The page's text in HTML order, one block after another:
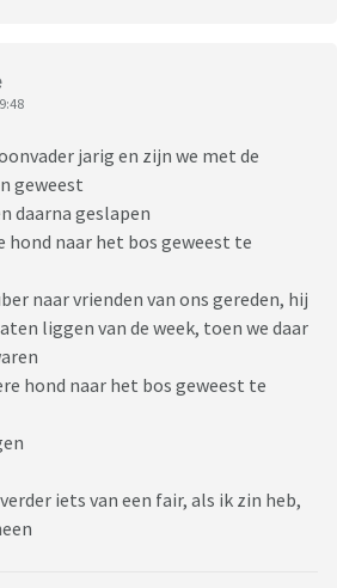
jarig en zijn we met de
geweest
daarna geslapen
hond naar het bos geweest te
naar vrienden van ons gereden, hij
liggen van de week, toen we daar
hond naar het bos geweest te
iets van een fair, als ik zin heb,